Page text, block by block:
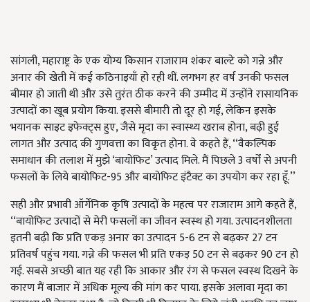
सांगली, महाराष्ट्र के एक योग्य किसान राजाराम शंकर बाल्टे को गन्ने और
अनार की खेती में कई कठिनाइयाँ हो रही थीं. लगभग हर वर्ष उनकी फसल
बीमार हो जाती थी और उसे तुरंत ठीक करने की उम्मीद में उन्होंने रासायनिक
उत्पादों का खूब प्रयोग किया. इससे बीमारी तो दूर हो गई, लेकिन इसके
भयानक साइट इफेक्ट्स हुए, जैसे मृदा का स्वास्थ्य खराब होना, बढ़ी हुई
लागत और उत्पाद की गुणवत्ता का विकृत होना. वे कहते हैं, ‘‘वैकल्पिक
समाधान की तलाश में मुझे ‘बायोफिट’ उत्पाद मिले. मैं पिछले 3 वर्षों से अपनी
फसलों के लिये बायोफिट-95 और बायोफिट इंटैक्ट का उपयोग कर रहा हूँ.’’
सही और प्रभावी ऑर्गेनिक कृषि उत्पादों के महत्व पर राजाराम आगे कहते हैं,
‘‘बायोफिट उत्पादों से मेरी फसलों का जीवन स्वस्थ हो गया. उत्पादनशीलता
इतनी बढ़ी कि प्रति एकड़ अनार का उत्पादन 5-6 टन से बढ़कर 27 टन
प्रतिवर्ष पहुंच गया. गन्ने की फसल भी प्रति एकड़ 50 टन से बढ़कर 90 टन हो
गई. सबसे अच्छी बात यह रही कि आकार और रंग से फसल स्वस्थ दिखने के
कारण मैं बाजार में अधिक मूल्य की मांग कर पाया. इसके अलावा मृदा का